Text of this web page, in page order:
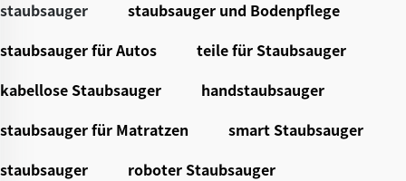
staubsauger
staubsauger und Bodenpflege
staubsauger für Autos
teile für Staubsauger
kabellose Staubsauger
handstaubsauger
staubsauger für Matratzen
smart Staubsauger
staubsauger
roboter Staubsauger